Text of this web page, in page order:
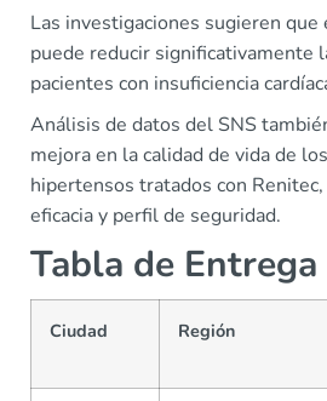
Las investigaciones sugieren
puede reducir significativamente
pacientes con insuficiencia
Análisis de datos del SNS
mejora en la calidad de vida de
hipertensos tratados con
eficacia y perfil de seguridad.
Tabla de Entrega
Ciudad Región